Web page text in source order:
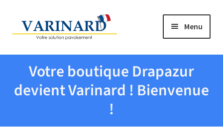
Aller à la navigation
Aller au contenu Menu
Tous les produits
Drapeaux et pavillons
Votre boutique Drapazur
devient Varinard ! Bienvenue
!